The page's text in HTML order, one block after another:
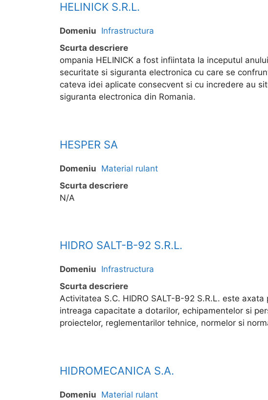
HELINICK S.R.L.
Domeniu Infrastructura
Scurta descriere
ompania HELINICK a fost infiintata la inceputul
securitate si siguranta electronica cu care se
cateva idei aplicate consecvent si cu incredere au
siguranta electronica din Romania.
HESPER SA
Domeniu Material rulant
Scurta descriere
N/A
HIDRO SALT-B-92 S.R.L.
Domeniu Infrastructura
Scurta descriere
Activitatea S.C. HIDRO SALT-B-92 S.R.L. este
intreaga capacitate a dotarilor, echipamentelor si
proiectelor, reglementarilor tehnice, normelor si
HIDROMECANICA S.A.
Domeniu Material rulant